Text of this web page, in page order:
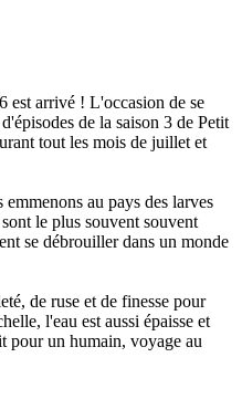
est arrivé ! L'occasion de se
de la saison 3 de Petit
tout les mois de juillet et
au pays des larves
le plus souvent souvent
se débrouiller dans un monde
de ruse et de finesse pour
l'eau est aussi épaisse et
pour un humain, voyage au